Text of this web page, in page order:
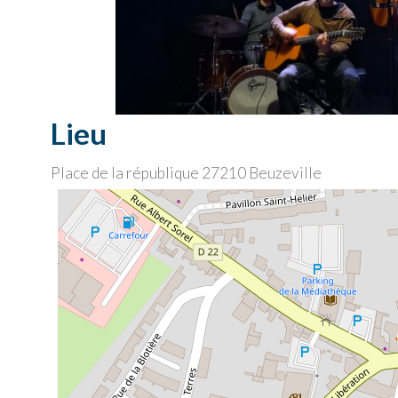
Lieu
Place de la république 27210 Beuzeville